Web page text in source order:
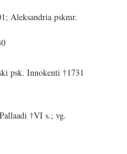
Aleksandria pskmr.
psk. Innokenti †1731
†VI s.; vg.